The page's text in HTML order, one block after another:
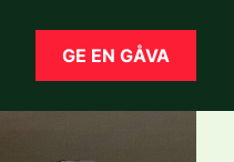
GE EN GÅVA